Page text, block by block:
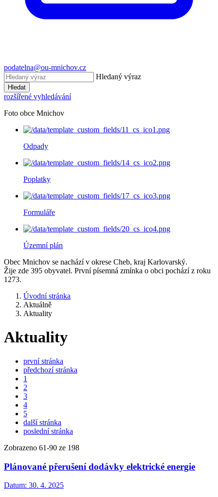
podatelna@ou-mnichov.cz
Hledaný výraz
Hledat
rozšířené vyhledávání
Foto obce Mnichov
Odpady
Poplatky
Formuláře
Územní plán
Obec Mnichov se nachází v okrese Cheb, kraj Karlovarský.
Žije zde 395 obyvatel. První písemná zmínka o obci pochází z roku
1273.
Úvodní stránka
Aktuálně
Aktuality
Aktuality
první stránka
předchozí stránka
1
2
3
4
5
další stránka
poslední stránka
Zobrazeno 61-90 ze 198
Plánované přerušení dodávky elektrické energie
Datum: 30. 4. 2025